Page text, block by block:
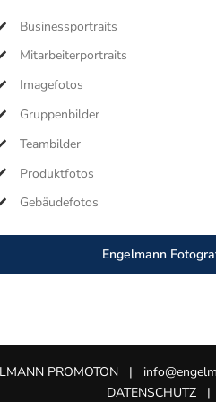
Businessportraits
Mitarbeiterportraits
Imagefotos
Gruppenbilder
Teambilder
Produktfotos
Gebäudefotos
Engelmann
PROMOTON |
DATENSCHUTZ |